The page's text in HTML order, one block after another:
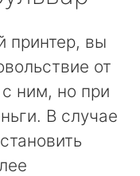
принтер, вы
от
ним, но при
В случае